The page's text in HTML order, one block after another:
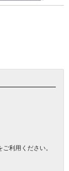
利用ください。